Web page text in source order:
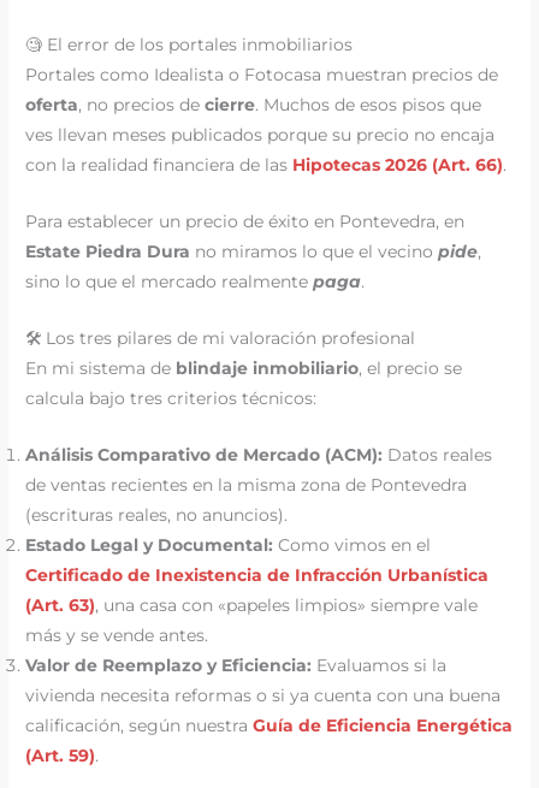
🧐 El error de los portales inmobiliarios
Portales como Idealista o Fotocasa muestran precios de
oferta, no precios decierre. Muchos de esos pisos que
ves llevan meses publicados porque su precio no encaja
con la realidad financiera de las Hipotecas 2026 (Art. 66).
Para establecer un precio de éxito en Pontevedra, en
Estate Piedra Dura no miramos lo que el vecinopide,
sino lo que el mercado realmentepaga.
🛠️ Los tres pilares de mi valoración profesional
En mi sistema de blindaje inmobiliario, el precio se
calcula bajo tres criterios técnicos:
Análisis Comparativo de Mercado (ACM): Datos reales
de ventas recientes en la misma zona de Pontevedra
(escrituras reales, no anuncios).
Estado Legal y Documental: Como vimos en el
Certificado de Inexistencia de Infracción Urbanística
(Art. 63), una casa con «papeles limpios» siempre vale
más y se vende antes.
Valor de Reemplazo y Eficiencia: Evaluamos si la
vivienda necesita reformas o si ya cuenta con una buena
calificación, según nuestraGuía de Eficiencia Energética
(Art. 59).